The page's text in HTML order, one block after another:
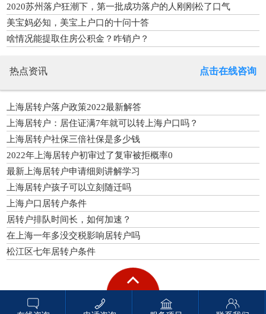
2020苏州落户狂潮下，第一批成功落户的人刚刚松了口气
美宝妈必知，美宝上户口的十问十答
啥情况能提取住房公积金？咋销户？
热点资讯 点击在线咨询
上海居转户落户政策2022最新解答
上海居转户：居住证满7年就可以转上海户口吗？
上海居转户社保三倍社保是多少钱
2022年上海居转户初审过了复审被拒概率0
最新上海居转户申请细则讲解学习
上海居转户孩子可以立刻随迁吗
上海户口居转户条件
居转户排队时间长，如何加速？
在上海一年多没交税影响居转户吗
松江区七年居转户条件